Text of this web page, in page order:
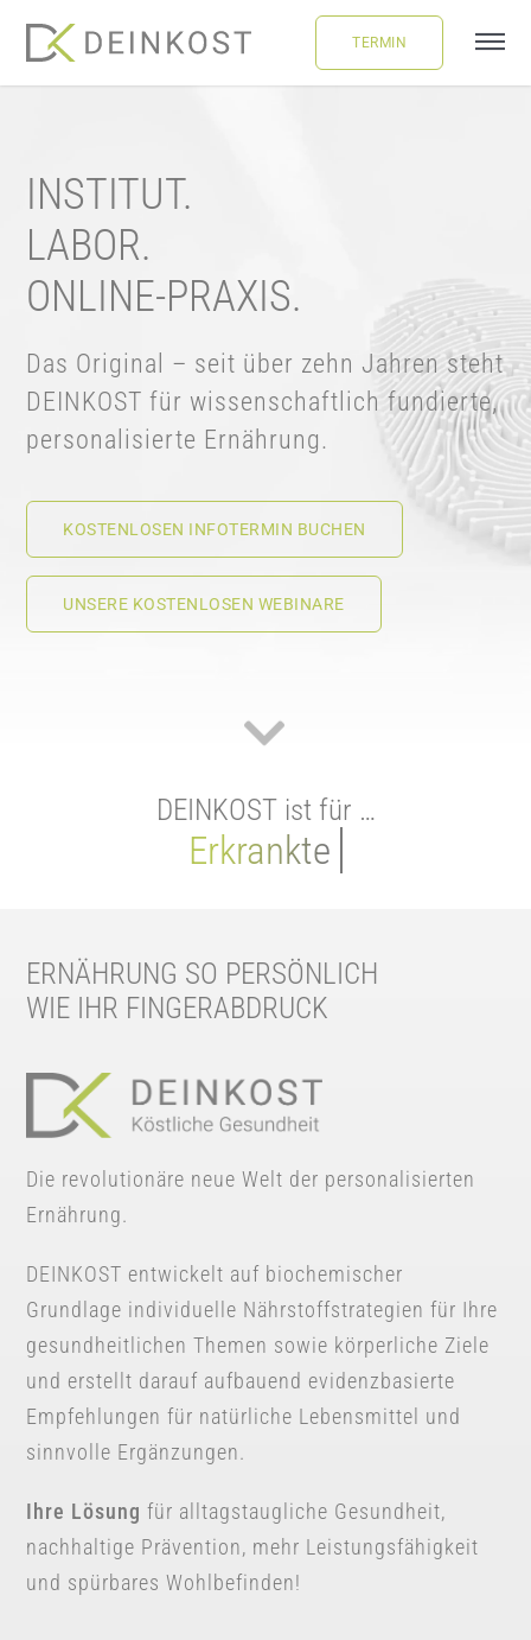
content
LEISTUNGEN
FAQ
BLOG
BUCHUNG
TERMIN
INSTITUT.
LABOR.
ONLINE-PRAXIS.
Das Original – seit über zehn Jahren steht
DEINKOST für wissenschaftlich fundierte,
personalisierte Ernährung.
KOSTENLOSEN INFOTERMIN BUCHEN
UNSERE KOSTENLOSEN WEBINARE
DEINKOST ist für …
ERNÄHRUNG SO PERSÖNLICH
WIE IHR FINGERABDRUCK
Die revolutionäre neue Welt der personalisierten
Ernährung.
DEINKOST entwickelt auf biochemischer
Grundlage individuelle Nährstoffstrategien für Ihre
gesundheitlichen Themen sowie körperliche Ziele
und erstellt darauf aufbauend evidenzbasierte
Empfehlungen für natürliche Lebensmittel und
sinnvolle Ergänzungen.
Ihre Lösung für alltagstaugliche Gesundheit,
nachhaltige Prävention, mehr Leistungsfähigkeit
und spürbares Wohlbefinden!